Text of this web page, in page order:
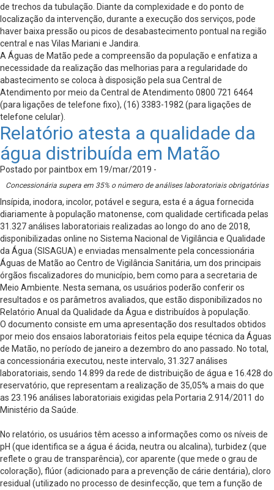
de trechos da tubulação. Diante da complexidade e do ponto de
localização da intervenção, durante a execução dos serviços, pode
haver baixa pressão ou picos de desabastecimento pontual na região
central e nas Vilas Mariani e Jandira.
A Águas de Matão pede a compreensão da população e enfatiza a
necessidade da realização das melhorias para a regularidade do
abastecimento se coloca à disposição pela sua Central de
Atendimento por meio da Central de Atendimento 0800 721 6464
(para ligações de telefone fixo), (16) 3383-1982 (para ligações de
telefone celular).
Relatório atesta a qualidade da
água distribuída em Matão
Postado por paintbox em 19/mar/2019 -
Concessionária supera em 35% o número de análises laboratoriais obrigatórias
Insípida, inodora, incolor, potável e segura, esta é a água fornecida
diariamente à população matonense, com qualidade certificada pelas
31.327 análises laboratoriais realizadas ao longo do ano de 2018,
disponibilizadas online no Sistema Nacional de Vigilância e Qualidade
da Água (SISAGUA) e enviadas mensalmente pela concessionária
Águas de Matão ao Centro de Vigilância Sanitária, um dos principais
órgãos fiscalizadores do município, bem como para a secretaria de
Meio Ambiente. Nesta semana, os usuários poderão conferir os
resultados e os parâmetros avaliados, que estão disponibilizados no
Relatório Anual da Qualidade da Água e distribuídos à população.
O documento consiste em uma apresentação dos resultados obtidos
por meio dos ensaios laboratoriais feitos pela equipe técnica da Águas
de Matão, no período de janeiro a dezembro do ano passado. No total,
a concessionária executou, neste intervalo, 31.327 análises
laboratoriais, sendo 14.899 da rede de distribuição de água e 16.428 do
reservatório, que representam a realização de 35,05% a mais do que
as 23.196 análises laboratoriais exigidas pela Portaria 2.914/2011 do
Ministério da Saúde.
No relatório, os usuários têm acesso a informações como os níveis de
pH (que identifica se a água é ácida, neutra ou alcalina), turbidez (que
reflete o grau de transparência), cor aparente (que mede o grau de
coloração), flúor (adicionado para a prevenção de cárie dentária), cloro
residual (utilizado no processo de desinfecção, que tem a função de